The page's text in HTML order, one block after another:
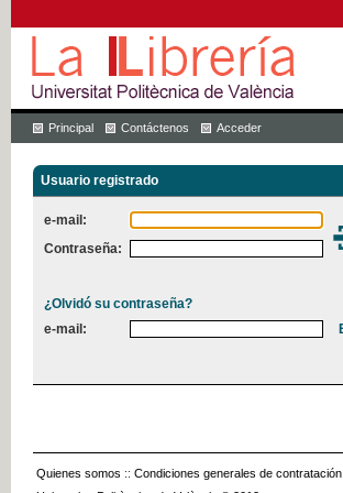
Principal Contáctenos Acceder
Usuario registrado
e-mail:
Contraseña:
¿Olvidó su contraseña?
e-mail:
Quienes somos :: Condiciones generales de contratación